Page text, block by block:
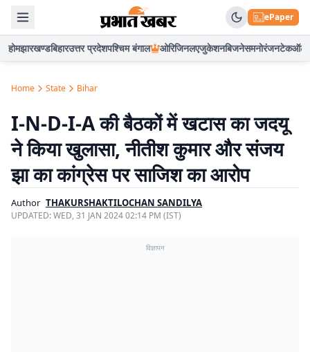
ePaper
होमझारखण्डबिहारउत्तर प्रदेशपश्चिम बंगाल ओरिजिनलएजुकेशनबिजनेसमनोरंजनटेकऑटो
Home State Bihar
I-N-D-I-A की बैठकों में खटास का जदयू
ने किया खुलासा, नीतीश कुमार और संजय
झा का कांग्रेस पर साजिश का आरोप
Author THAKURSHAKTILOCHAN SANDILYA
UPDATED:WED, 31 JAN 2024 02:14 PM (IST)
विज्ञापन